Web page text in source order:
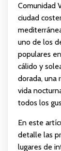
Comunidad
ciudad
uno de los
populares
cálido y
dorada, una
vida
todos los
En este
detalle las
lugares de